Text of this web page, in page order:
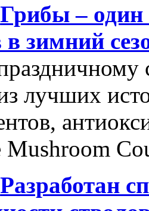
Грибы – один
зимний
лучших
Mushroom
Разработан